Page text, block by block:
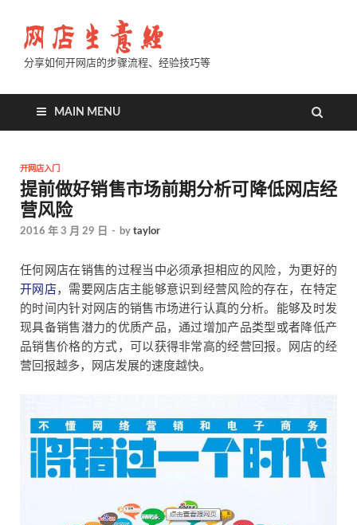
分享如何开网店的步骤流程、经验技巧等
MAIN MENU
开网店入门
提前做好销售市场前期分析可降低网店经
营风险
2016 年 3 月 29 日 - by taylor
任何网店在销售的过程当中必须承担相应的风险，为更好的
开网店 ，需要网店店主能够意识到经营风险的存在，在特定
的时间内针对网店的销售市场进行认真的分析。能够及时发
现具备销售潜力的优质产品，通过增加产品类型或者降低产
品销售价格的方式，可以获得非常高的经营回报。网店的经
营回报越多，网店发展的速度越快。